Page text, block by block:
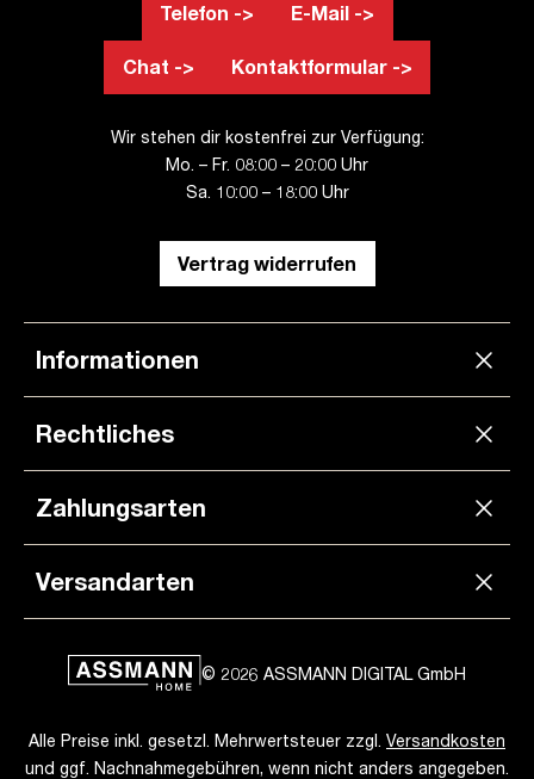
Telefon -> E-Mail ->
Chat -> Kontaktformular ->
Wir stehen dir kostenfrei zur Verfügung:
Mo. – Fr. 08:00 – 20:00 Uhr
Sa. 10:00 – 18:00 Uhr
Vertrag widerrufen
Informationen
Rechtliches
Zahlungsarten
Versandarten
© 2026 ASSMANN DIGITAL GmbH
Alle Preise inkl. gesetzl. Mehrwertsteuer zzgl. Versandkosten
und ggf. Nachnahmegebühren, wenn nicht anders angegeben.